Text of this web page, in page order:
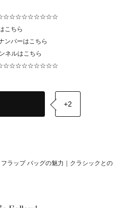
こちら
ンバーはこちら
ネルはこちら
+2
ラップ バッグの魅力｜クラシックとの